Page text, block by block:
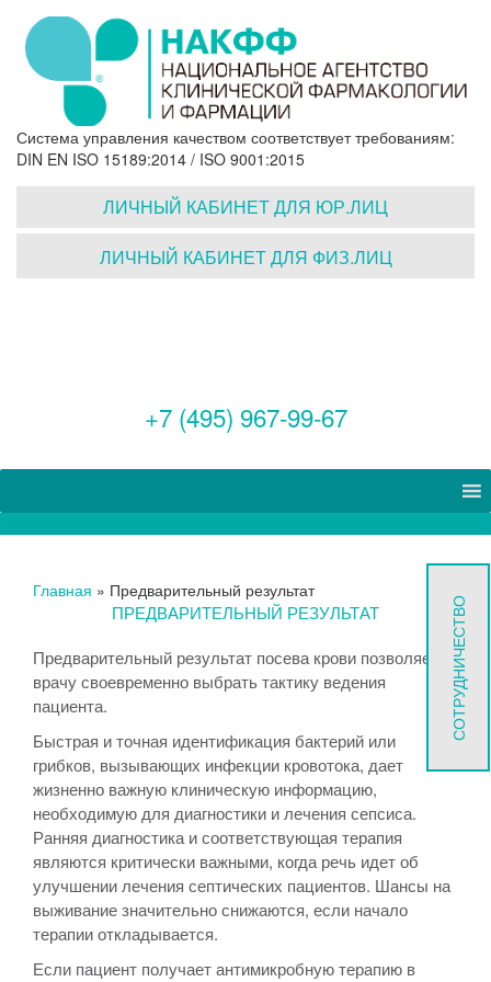
Система управления качеством соответствует требованиям:
DIN EN ISO 15189:2014 / ISO 9001:2015
ЛИЧНЫЙ КАБИНЕТ ДЛЯ ЮР.ЛИЦ
ЛИЧНЫЙ КАБИНЕТ ДЛЯ ФИЗ.ЛИЦ
+7 (495) 967-99-67
Главная » Предварительный результат
ПРЕДВАРИТЕЛЬНЫЙ РЕЗУЛЬТАТ
Предварительный результат посева крови позволяет
врачу своевременно выбрать тактику ведения
пациента.
Быстрая и точная идентификация бактерий или
грибков, вызывающих инфекции кровотока, дает
жизненно важную клиническую информацию,
необходимую для диагностики и лечения сепсиса.
Ранняя диагностика и соответствующая терапия
являются критически важными, когда речь идет об
улучшении лечения септических пациентов. Шансы на
выживание значительно снижаются, если начало
терапии откладывается.
Если пациент получает антимикробную терапию в
СОТРУДНИЧЕСТВО